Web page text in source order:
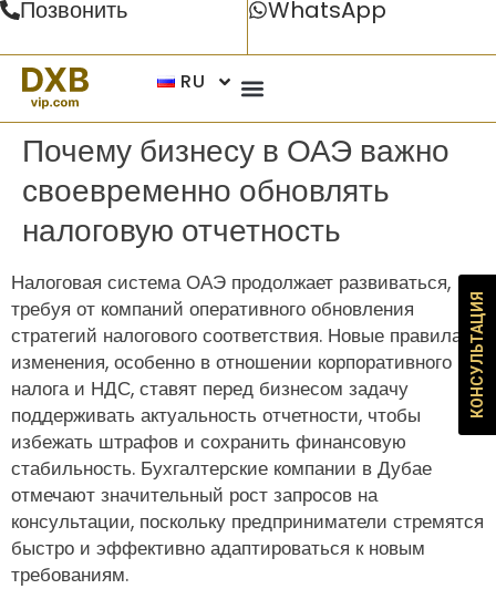
Позвонить WhatsApp
RU
Почему бизнесу в ОАЭ важно
своевременно обновлять
налоговую отчетность
Налоговая система ОАЭ продолжает развиваться,
требуя от компаний оперативного обновления
стратегий налогового соответствия. Новые правила и
изменения, особенно в отношении корпоративного
налога и НДС, ставят перед бизнесом задачу
поддерживать актуальность отчетности, чтобы
избежать штрафов и сохранить финансовую
стабильность. Бухгалтерские компании в Дубае
отмечают значительный рост запросов на
консультации, поскольку предприниматели стремятся
быстро и эффективно адаптироваться к новым
требованиям.
КОНСУЛЬТАЦИЯ